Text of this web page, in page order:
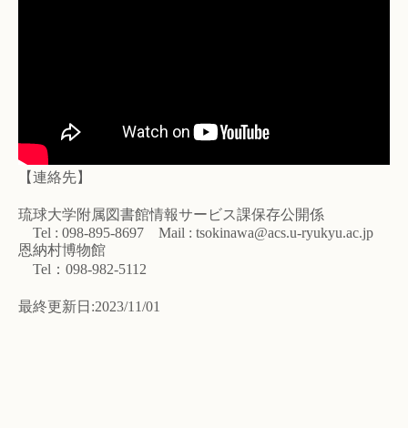
【連絡先】
琉球大学附属図書館情報サービス課保存公開係
Tel : 098-895-8697 Mail : tsokinawa@acs.u-ryukyu.ac.jp
恩納村博物館
Tel：098-982-5112
最終更新日:2023/11/01